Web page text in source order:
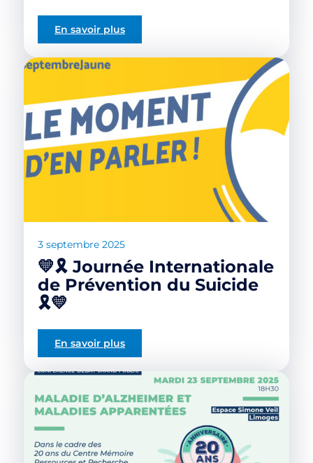
En savoir plus
3 septembre 2025
💛🎗️ Journée Internationale
de Prévention du Suicide
🎗️💛
En savoir plus